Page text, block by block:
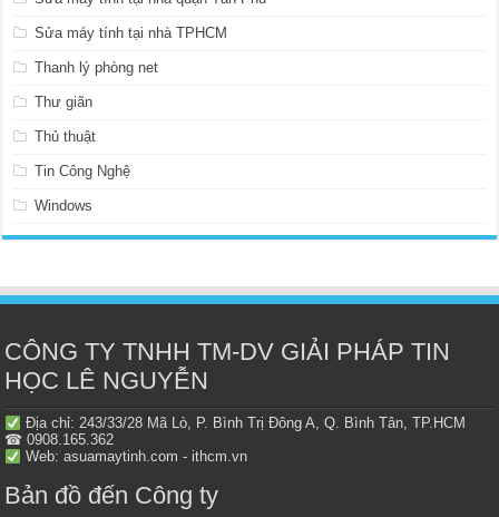
Sửa máy tính tại nhà TPHCM
Thanh lý phòng net
Thư giãn
Thủ thuật
Tin Công Nghệ
Windows
CÔNG TY TNHH TM-DV GIẢI PHÁP TIN
HỌC LÊ NGUYỄN
Địa chỉ: 243/33/28 Mã Lò, P. Bình Trị Đông A, Q. Bình Tân, TP.HCM
☎ 0908.165.362
Web: asuamaytinh.com - ithcm.vn
Bản đồ đến Công ty